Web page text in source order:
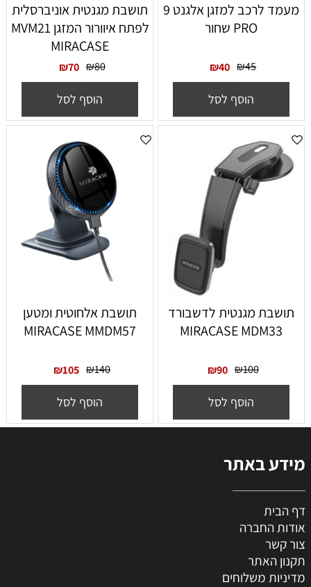
מעמד לרכב למזגן אלגנט 9
PRO שחור
₪45
₪40
הוסף לסל
תושבת מגנטית אוניברסלית
לפתח איוורור המזגן MVM21
MIRACASE
₪80
₪70
הוסף לסל
תושבת מגנטית לדשבורד
MIRACASE MDM33
₪100
₪90
הוסף לסל
תושבת אלחוטית ומטען
MIRACASE MMDM57
₪140
₪105
הוסף לסל
מידע באתר
דף הבית
אודות החברה
צור קשר
תקנון האתר
מדיניות משלוחים